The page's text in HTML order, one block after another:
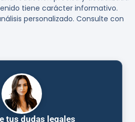
tiene carácter informativo.
personalizado. Consulte con
tus dudas legales